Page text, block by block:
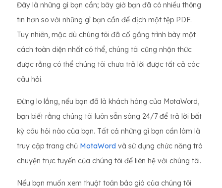
Đây là những gì bạn cần; bây giờ bạn đã có nhiều thông
tin hơn so với những gì bạn cần để dịch một tệp PDF.
Tuy nhiên, mặc dù chúng tôi đã cố gắng trình bày một
cách toàn diện nhất có thể, chúng tôi cũng nhận thức
được rằng có thể chúng tôi chưa trả lời được tất cả các
câu hỏi.
Đừng lo lắng, nếu bạn đã là khách hàng của MotaWord,
bạn biết rằng chúng tôi luôn sẵn sàng 24/7 để trả lời bất
kỳ câu hỏi nào của bạn. Tất cả những gì bạn cần làm là
truy cập trang chủ MotaWord và sử dụng chức năng trò
chuyện trực tuyến của chúng tôi để liên hệ với chúng tôi.
Nếu bạn muốn xem thuật toán báo giá của chúng tôi